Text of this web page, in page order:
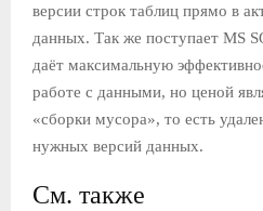
версии строк таблиц прямо в
данных. Так же поступает MS
даёт максимальную
работе с данными, но ценой
«сборки мусора», то есть
нужных версий данных.
См. также